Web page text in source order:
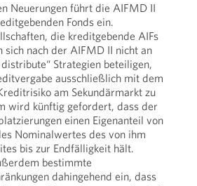
Neuerungen führt die AIFMD II
Fonds ein.
die kreditgebende AIFs
nach der AIFMD II nicht an
Strategien beteiligen,
ausschließlich mit dem
am Sekundärmarkt zu
wird künftig gefordert, dass der
einen Eigenanteil von
Nominalwertes des von ihm
bis zur Endfälligkeit hält.
bestimmte
dahingehend ein, dass